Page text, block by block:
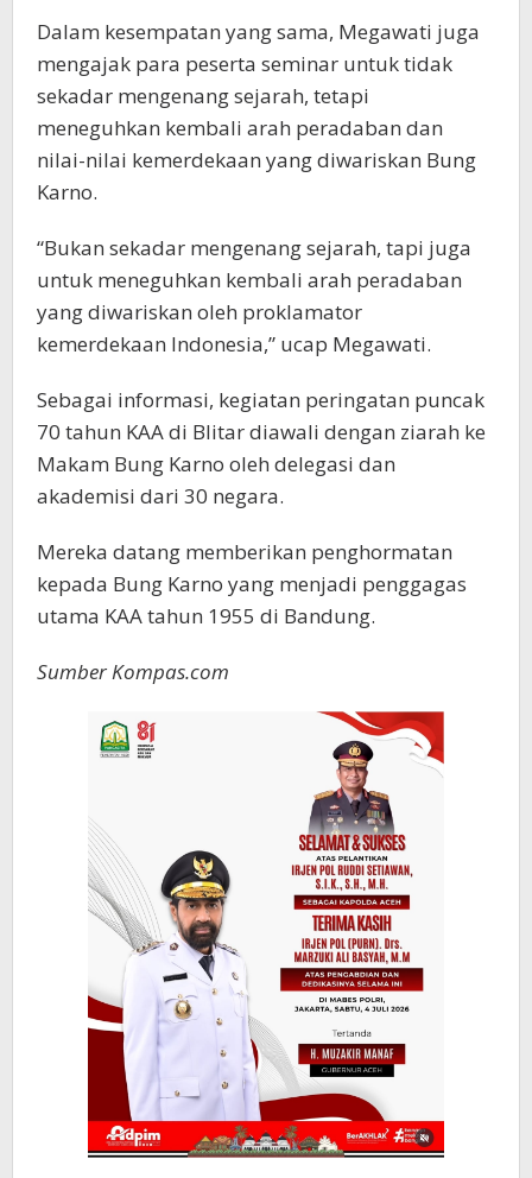
Dalam kesempatan yang sama, Megawati juga
mengajak para peserta seminar untuk tidak
sekadar mengenang sejarah, tetapi
meneguhkan kembali arah peradaban dan
nilai-nilai kemerdekaan yang diwariskan Bung
Karno.
“Bukan sekadar mengenang sejarah, tapi juga
untuk meneguhkan kembali arah peradaban
yang diwariskan oleh proklamator
kemerdekaan Indonesia,” ucap Megawati.
Sebagai informasi, kegiatan peringatan puncak
70 tahun KAA di Blitar diawali dengan ziarah ke
Makam Bung Karno oleh delegasi dan
akademisi dari 30 negara.
Mereka datang memberikan penghormatan
kepada Bung Karno yang menjadi penggagas
utama KAA tahun 1955 di Bandung.
Sumber Kompas.com